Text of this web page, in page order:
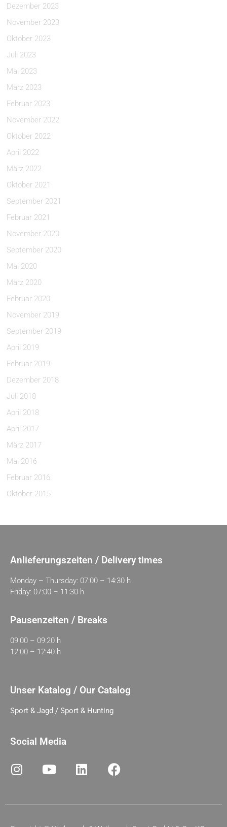
Dezember 2023
November 2023
Oktober 2023
Juli 2023
Mai 2023
März 2023
Februar 2023
November 2022
Oktober 2022
April 2022
März 2022
Oktober 2021
September 2021
Februar 2021
November 2020
September 2020
Mai 2020
März 2020
Februar 2020
November 2019
September 2019
April 2019
Februar 2019
Dezember 2018
Juli 2018
April 2018
April 2017
März 2017
Mai 2016
Februar 2016
Oktober 2015
Anlieferungszeiten / Delivery times
Monday – Thursday: 07:00 – 14:30 h
Friday: 07:00 – 11:30 h
Pausenzeiten / Breaks
09:00 – 09:20 h
12:00 – 12:40 h
Unser Katalog / Our Catalog
Sport & Jagd / Sport & Hunting
Social Media